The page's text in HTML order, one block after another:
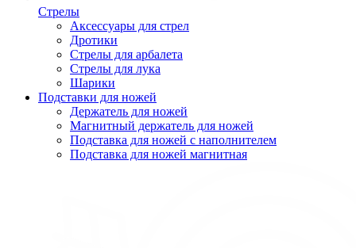
Стрелы
Аксессуары для стрел
Дротики
Стрелы для арбалета
Стрелы для лука
Шарики
Подставки для ножей
Держатель для ножей
Магнитный держатель для ножей
Подставка для ножей с наполнителем
Подставка для ножей магнитная